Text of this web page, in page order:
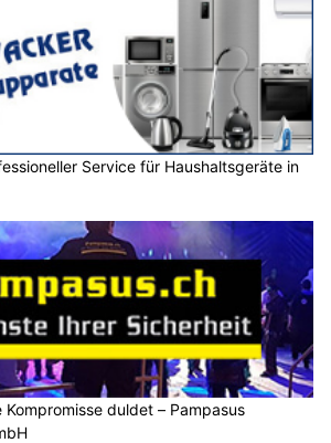
Service für Haushaltsgeräte in
Kompromisse duldet – Pampasus